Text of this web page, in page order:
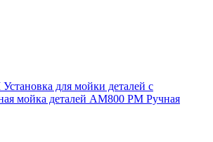
Установка для мойки деталей с
мойка деталей АМ800 РМ Ручная